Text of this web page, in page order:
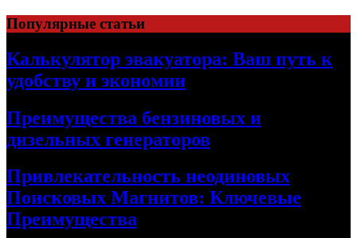
Skip
to
content
Популярные статьи
Калькулятор эвакуатора: Ваш путь к
удобству и экономии
Преимущества бензиновых и
дизельных генераторов
Привлекательность неодиновых
Поисковых Магнитов: Ключевые
Преимущества